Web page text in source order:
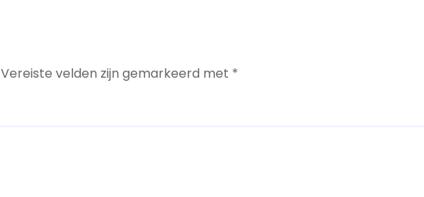
Vereiste velden zijn gemarkeerd met *